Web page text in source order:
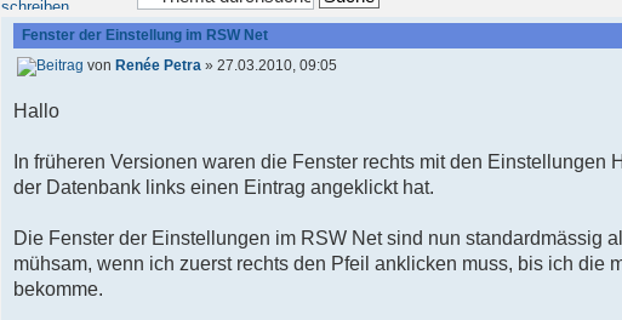
schreiben
Fenster der Einstellung im RSW Net
von Renée Petra » 27.03.2010, 09:05
Hallo
In früheren Versionen waren die Fenster rechts mit den Einstellungen
der Datenbank links einen Eintrag angeklickt hat.
Die Fenster der Einstellungen im RSW Net sind nun standardmässig
mühsam, wenn ich zuerst rechts den Pfeil anklicken muss, bis ich die
bekomme.